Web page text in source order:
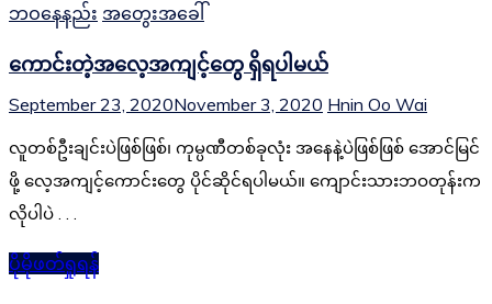
ဘဝနေနည်း အတွေးအခေါ်
ကောင်းတဲ့အလေ့အကျင့်တွေ ရှိရပါမယ်
September 23, 2020November 3, 2020 Hnin Oo Wai
လူတစ်ဦးချင်းပဲဖြစ်ဖြစ်၊ ကုမ္ပဏီတစ်ခုလုံး အနေနဲ့ပဲဖြစ်ဖြစ် အောင်မြင်
ဖို့ လေ့အကျင့်ကောင်းတွေ ပိုင်ဆိုင်ရပါမယ်။ ကျောင်းသားဘဝတုန်းက
လိုပါပဲ . . .
ပိုမိုဖတ်ရှုရန်